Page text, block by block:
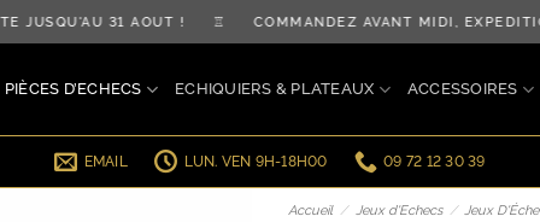
31 AOÛT ! ♖ COMMANDEZ AVANT MIDI,
PIÈCES D’ECHECS ECHIQUIERS & PLATEAUX ACCESSOIRES
EMAIL LUN. VEN 9H-18H00 09 72 12 30 39
Accueil / Jeux d'Echecs / Jeux